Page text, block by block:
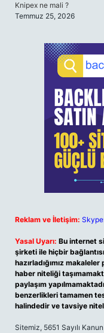
Knipex ne mali ?
Temmuz 25, 2026
Reklam ve İletişim:
Yasal Uyarı: Bu internet
şirketi ile hiçbir
hazırladığımız
haber niteliği
paylaşım
benzerlikleri tamamen
halindedir ve tavsiye
Sitemiz, 5651 Sayılı